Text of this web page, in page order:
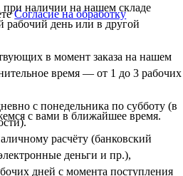
при наличии на нашем складе
рабочий день или в другой
в момент заказа на нашем
время — от 1 до 3 рабочих
с понедельника по субботу (в
расчёту (банковский
деньги и пр.),
дней с момента поступления
Согласие на обработку
с вами в ближайшее время.